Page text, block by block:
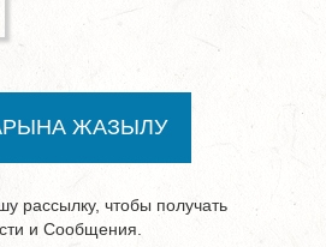
ЖАЗЫЛУ
рассылку, чтобы получать
и Сообщения.